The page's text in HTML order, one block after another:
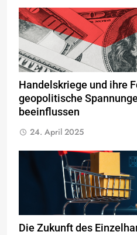
Handelskriege und ihre
geopolitische
beeinflussen
24. April 2025
Die Zukunft des